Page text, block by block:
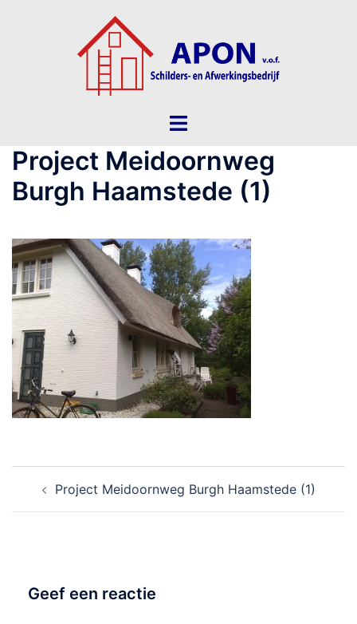
Toggle
Project Meidoornweg
Burgh Haamstede (1)
navigatie
Project Meidoornweg Burgh Haamstede (1)
Geef een reactie